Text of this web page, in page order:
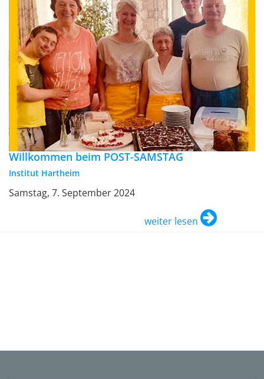
Willkommen beim POST-SAMSTAG
Institut Hartheim
Samstag, 7. September 2024
weiter lesen